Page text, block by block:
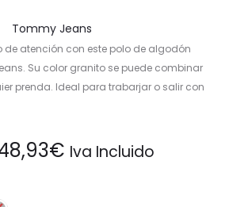
Tommy Jeans
de atención con este polo de algodón
Su color granito se puede combinar
prenda. Ideal para trabarjar o salir con
€ElIva Incluido